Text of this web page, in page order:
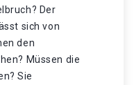
Der
sich von
den
Müssen die
Sie